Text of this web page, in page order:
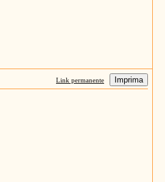
Link permanente Imprima